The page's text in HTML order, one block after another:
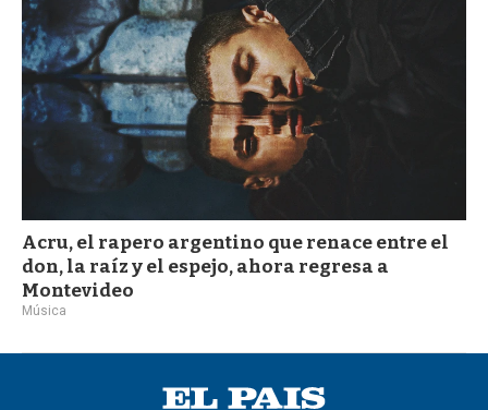
Acru, el rapero argentino que renace entre el
don, la raíz y el espejo, ahora regresa a
Montevideo
Música